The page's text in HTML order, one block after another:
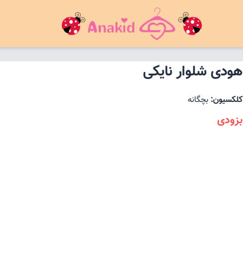
هودی شلوار نایکی
کلکسیون: بچگانه
بزودی